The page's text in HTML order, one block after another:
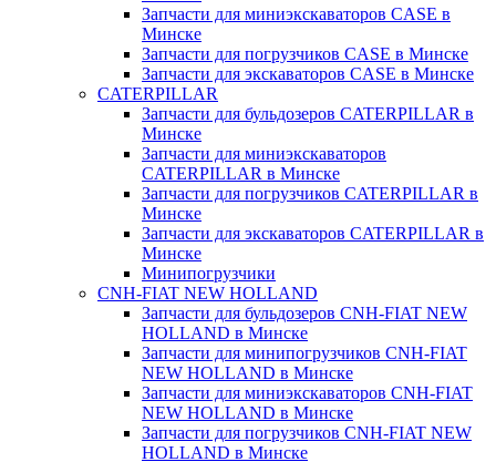
Запчасти для миниэкскаваторов CASE в
Минске
Запчасти для погрузчиков CASE в Минске
Запчасти для экскаваторов CASE в Минске
CATERPILLAR
Запчасти для бульдозеров CATERPILLAR в
Минске
Запчасти для миниэкскаваторов
CATERPILLAR в Минске
Запчасти для погрузчиков CATERPILLAR в
Минске
Запчасти для экскаваторов CATERPILLAR в
Минскe
Минипогрузчики
CNH-FIAT NEW HOLLAND
Запчасти для бульдозеров CNH-FIAT NEW
HOLLAND в Минске
Запчасти для минипогрузчиков CNH-FIAT
NEW HOLLAND в Минске
Запчасти для миниэкскаваторов CNH-FIAT
NEW HOLLAND в Минске
Запчасти для погрузчиков CNH-FIAT NEW
HOLLAND в Минске